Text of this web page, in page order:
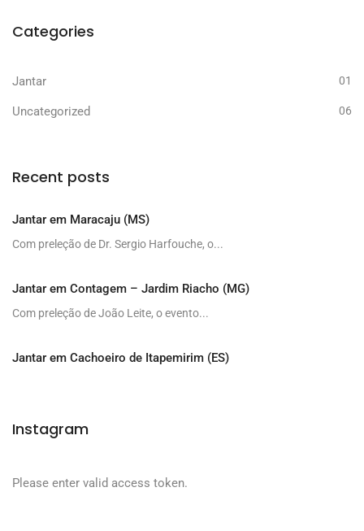
Categories
Jantar 01
Uncategorized 06
Recent posts
Jantar em Maracaju (MS)
Com preleção de Dr. Sergio Harfouche, o...
Jantar em Contagem – Jardim Riacho (MG)
Com preleção de João Leite, o evento...
Jantar em Cachoeiro de Itapemirim (ES)
Instagram
Please enter valid access token.